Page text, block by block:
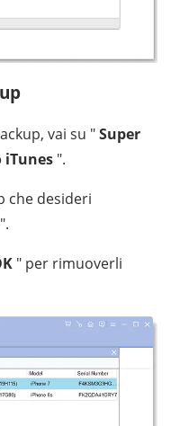
vai su "Super
".
che desideri
".
" per rimuoverli